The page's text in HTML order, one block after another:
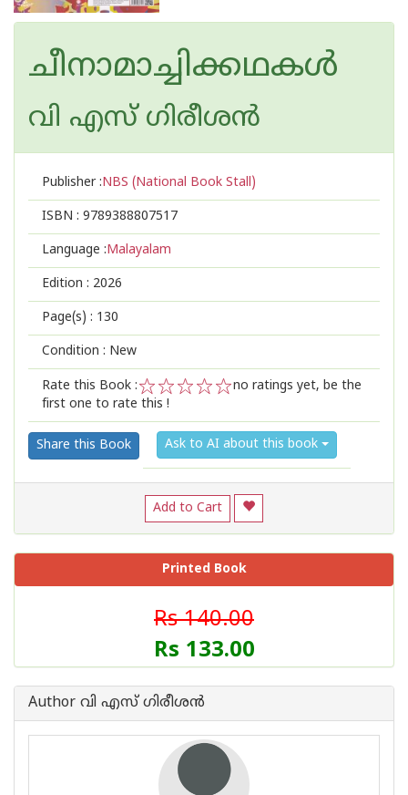
ചീനാമാച്ചിക്കഥകൾ
വി എസ് ഗിരീശൻ
Publisher :NBS (National Book Stall)
ISBN : 9789388807517
Language :Malayalam
Edition : 2026
Page(s) : 130
Condition : New
Rate this Book :
2
1
no ratings yet, be the
first one to rate this !
Share this Book Ask to AI about this book
Add to Cart
Printed Book
Rs 140.00
Rs 133.00
Author വി എസ് ഗിരീശൻ